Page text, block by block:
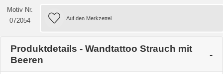
Motiv Nr.
072054
Produktdetails - Wandtattoo Strauch mit
Beeren